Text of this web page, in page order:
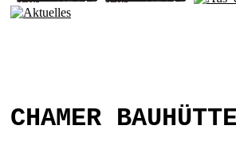
CHAMER